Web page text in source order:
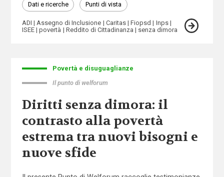
Dati e ricerche Punti di vista
ADI Assegno di Inclusione Caritas Fiopsd
Inps
ISEE
povertà Reddito di Cittadinanza senza dimora
Povertà e disuguaglianze
Il punto di welforum
Diritti senza dimora: il
contrasto alla povertà
estrema tra nuovi bisogni e
nuove sfide